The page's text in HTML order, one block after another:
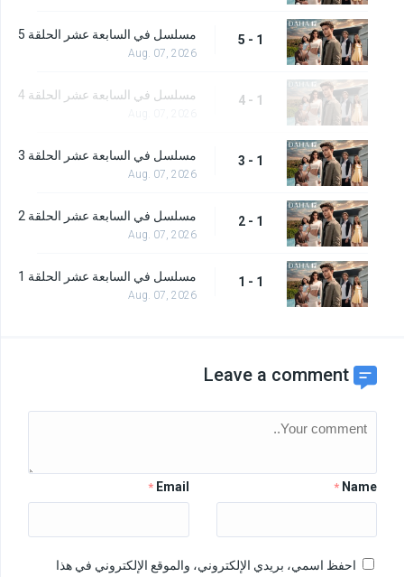
1 - 5 مسلسل في السابعة عشر الحلقة 5
Aug. 07, 2026
1 - 4 مسلسل في السابعة عشر الحلقة 4
1 - 3 مسلسل في السابعة عشر الحلقة 3
Aug. 07, 2026
1 - 2 مسلسل في السابعة عشر الحلقة 2
Aug. 07, 2026
1 - 1 مسلسل في السابعة عشر الحلقة 1
Aug. 07, 2026
Leave a comment
Name
*
Email
*
احفظ اسمي، بريدي الإلكتروني، والموقع الإلكتروني في هذا